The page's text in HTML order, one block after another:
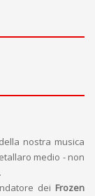
nostra musica
medio - non
dei Frozen